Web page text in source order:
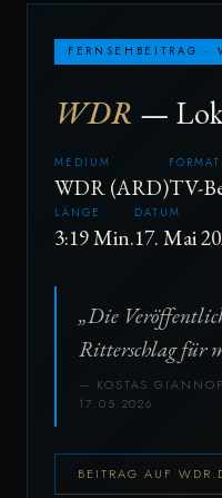
FERNSEHBEITRAG ·
WDR —
MEDIUM
WDR (ARD)
FORMAT
TV-
LÄNGE
3:19 Min.
DATUM
17. Mai
„Die
Ritterschlag für
— KOSTAS
17.05.2026
BEITRAG AUF